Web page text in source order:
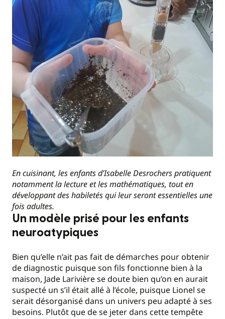
En cuisinant, les enfants d’Isabelle Desrochers pratiquent
notamment la lecture et les mathématiques, tout en
développant des habiletés qui leur seront essentielles une
fois adultes.
Un modèle prisé pour les enfants
neuroatypiques
Bien qu’elle n’ait pas fait de démarches pour obtenir
de diagnostic puisque son fils fonctionne bien à la
maison, Jade Larivière se doute bien qu’on en aurait
suspecté un s’il était allé à l’école, puisque Lionel se
serait désorganisé dans un univers peu adapté à ses
besoins. Plutôt que de se jeter dans cette tempête